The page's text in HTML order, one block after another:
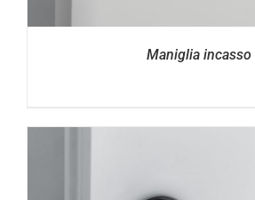
Maniglia incasso